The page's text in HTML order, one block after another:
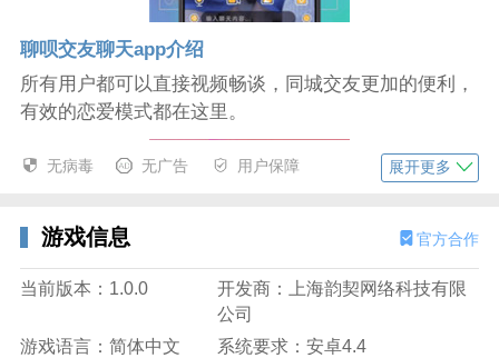
聊呗交友聊天app介绍
所有用户都可以直接视频畅谈，同城交友更加的便利，
有效的恋爱模式都在这里。
无病毒 无广告 用户保障 展开更多
游戏信息 官方合作
当前版本：1.0.0
开发商：上海韵契网络科技有限
公司
游戏语言：简体中文
系统要求：安卓4.4